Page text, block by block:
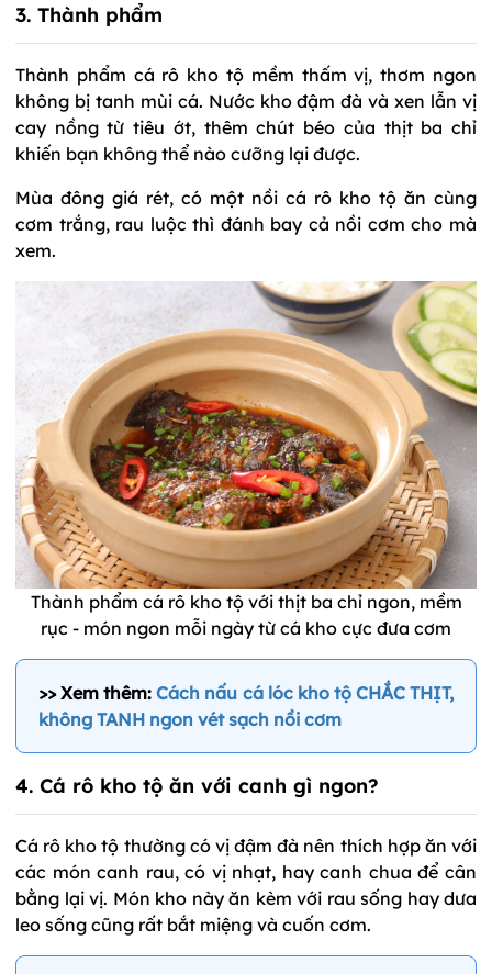
3. Thành phẩm
Thành phẩm cá rô kho tộ mềm thấm vị, thơm ngon
không bị tanh mùi cá. Nước kho đậm đà và xen lẫn vị
cay nồng từ tiêu ớt, thêm chút béo của thịt ba chỉ
khiến bạn không thể nào cưỡng lại được.
Mùa đông giá rét, có một nồi cá rô kho tộ ăn cùng
cơm trắng, rau luộc thì đánh bay cả nồi cơm cho mà
xem.
Thành phẩm cá rô kho tộ với thịt ba chỉ ngon, mềm
rục - món ngon mỗi ngày từ cá kho cực đưa cơm
>> Xem thêm:Cách nấu cá lóc kho tộ CHẮC THỊT,
không TANH ngon vét sạch nồi cơm
4. Cá rô kho tộ ăn với canh gì ngon?
Cá rô kho tộ thường có vị đậm đà nên thích hợp ăn với
các món canh rau, có vị nhạt, hay canh chua để cân
bằng lại vị. Món kho này ăn kèm với rau sống hay dưa
leo sống cũng rất bắt miệng và cuốn cơm.